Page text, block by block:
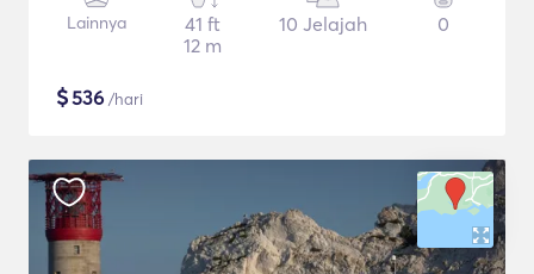
Lainnya
41 ft
12 m
10 Jelajah 0
$536 /hari